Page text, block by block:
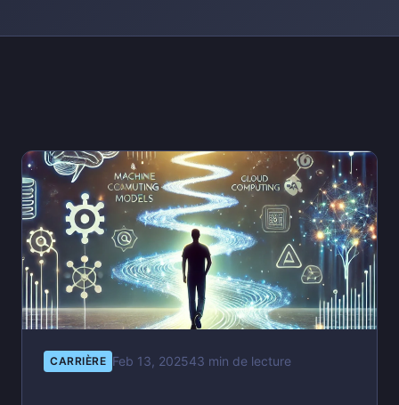
CARRIÈRE Feb 13, 202543 min de lecture